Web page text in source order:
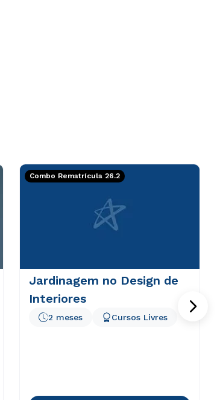
Combo Rematrícula 26.2
Jardinagem no Design de
Interiores
2 meses Cursos Livres